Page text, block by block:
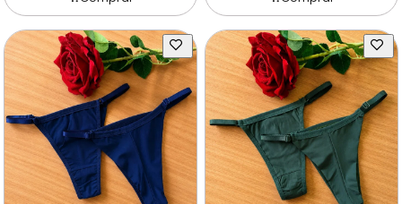
R$ 8,00
8xdeR$ 1,40noCartão
Comprar
R$ 8,00
8xdeR$ 1,40noCartão
Comprar